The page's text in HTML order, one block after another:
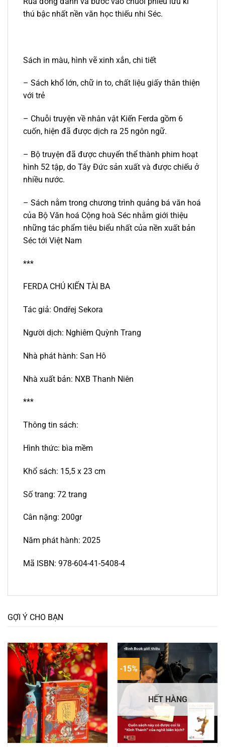
thú bậc nhất nền văn học thiếu nhi Séc.
Sách in màu, hình vẽ xinh xắn, chi tiết
– Sách khổ lớn, chữ in to, chất liệu giấy thân thiện
với trẻ
– Chuỗi truyện về nhân vật Kiến Ferda gồm 6
cuốn, hiện đã được dịch ra 25 ngôn ngữ.
– Bộ truyện đã được chuyển thể thành phim hoạt
hình 52 tập, do Tây Đức sản xuất và được chiếu ở
nhiều nước.
– Sách nằm trong chương trình quảng bá văn hoá
của Bộ Văn hoá Cộng hoà Séc nhằm giới thiệu
những tác phẩm tiêu biểu nhất của nền xuất bản
Séc tới Việt Nam
***
FERDA CHÚ KIẾN TÀI BA
Tác giả: Ondřej Sekora
Người dịch: Nghiêm Quỳnh Trang
Nhà phát hành: San Hô
Nhà xuất bản: NXB Thanh Niên
***
Thông tin sách:
Hình thức: bìa mềm
Khổ sách: 15,5 x 23 cm
Số trang: 72 trang
Cân nặng: 200gr
Năm phát hành: 2025
Mã ISBN: 978-604-41-5408-4
GỢI Ý CHO BẠN
-15%
HẾT HÀNG